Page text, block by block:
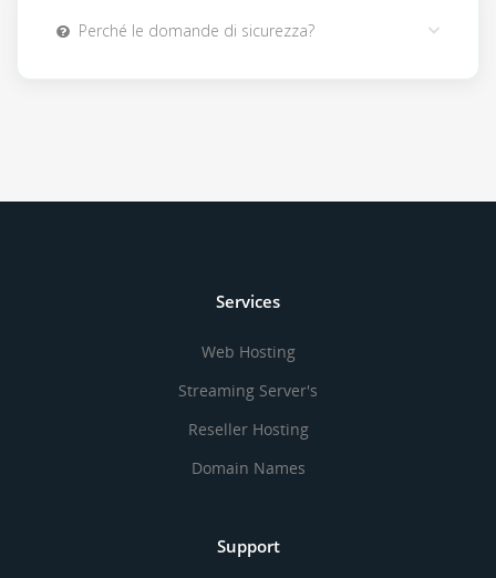
Perché le domande di sicurezza?
Services
Web Hosting
Streaming Server's
Reseller Hosting
Domain Names
Support